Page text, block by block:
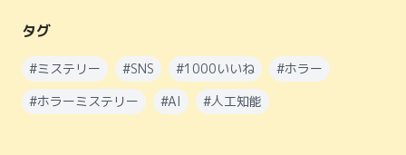
タグ
#ミステリー #SNS #1000いいね #ホラー
#ホラーミステリー #AI #人工知能